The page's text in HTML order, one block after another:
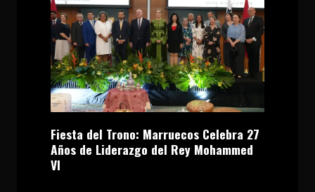
Fiesta del Trono: Marruecos Celebra 27
Años de Liderazgo del Rey Mohammed
VI